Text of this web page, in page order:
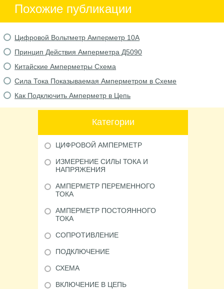
Похожие публикации
Цифровой Вольтметр Амперметр 10А
Принцип Действия Амперметра Д5090
Китайские Амперметры Схема
Сила Тока Показываемая Амперметром в Схеме
Как Подключить Амперметр в Цепь
Категории
ЦИФРОВОЙ АМПЕРМЕТР
ИЗМЕРЕНИЕ СИЛЫ ТОКА И
НАПРЯЖЕНИЯ
АМПЕРМЕТР ПЕРЕМЕННОГО
ТОКА
АМПЕРМЕТР ПОСТОЯННОГО
ТОКА
СОПРОТИВЛЕНИЕ
ПОДКЛЮЧЕНИЕ
СХЕМА
ВКЛЮЧЕНИЕ В ЦЕПЬ